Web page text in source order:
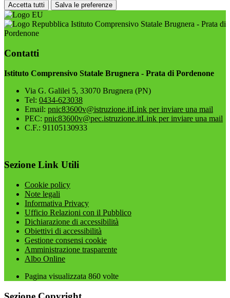
Accetta tutti Salva le preferenze
Istituto Comprensivo Statale Brugnera - Prata di
Pordenone
Contatti
Istituto Comprensivo Statale Brugnera - Prata di Pordenone
Via G. Galilei 5, 33070 Brugnera (PN)
Tel: 0434-623038
Email: pnic83600v@istruzione.itLink per inviare una mail
PEC: pnic83600v@pec.istruzione.itLink per inviare una mail
C.F.: 91105130933
Sezione Link Utili
Cookie policy
Note legali
Informativa Privacy
Ufficio Relazioni con il Pubblico
Dichiarazione di accessibilità
Obiettivi di accessibilità
Gestione consensi cookie
Amministrazione trasparente
Albo Online
Pagina visualizzata 860 volte